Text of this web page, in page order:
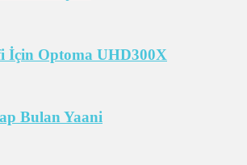
İçin Optoma UHD300X
Bulan Yaani